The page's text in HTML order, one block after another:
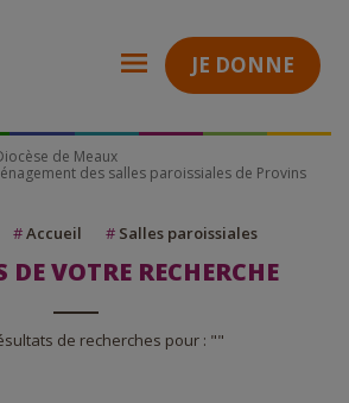
JE DONNE
de Meaux
des salles paroissiales de Provins
#Accueil # Salles paroissiales
DE VOTRE RECHERCHE
de recherches pour : ""